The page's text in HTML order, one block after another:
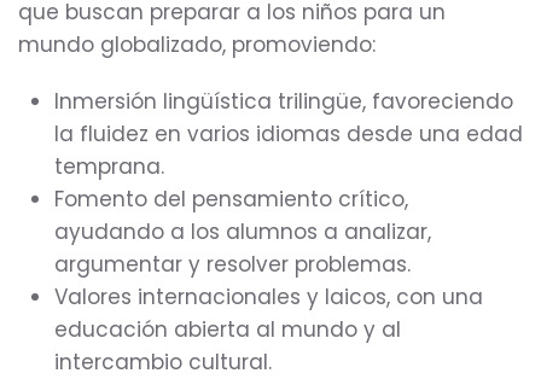
que buscan preparar a los niños para un
mundo globalizado, promoviendo:
Inmersión lingüística trilingüe, favoreciendo
la fluidez en varios idiomas desde una edad
temprana.
Fomento del pensamiento crítico,
ayudando a los alumnos a analizar,
argumentar y resolver problemas.
Valores internacionales y laicos, con una
educación abierta al mundo y al
intercambio cultural.